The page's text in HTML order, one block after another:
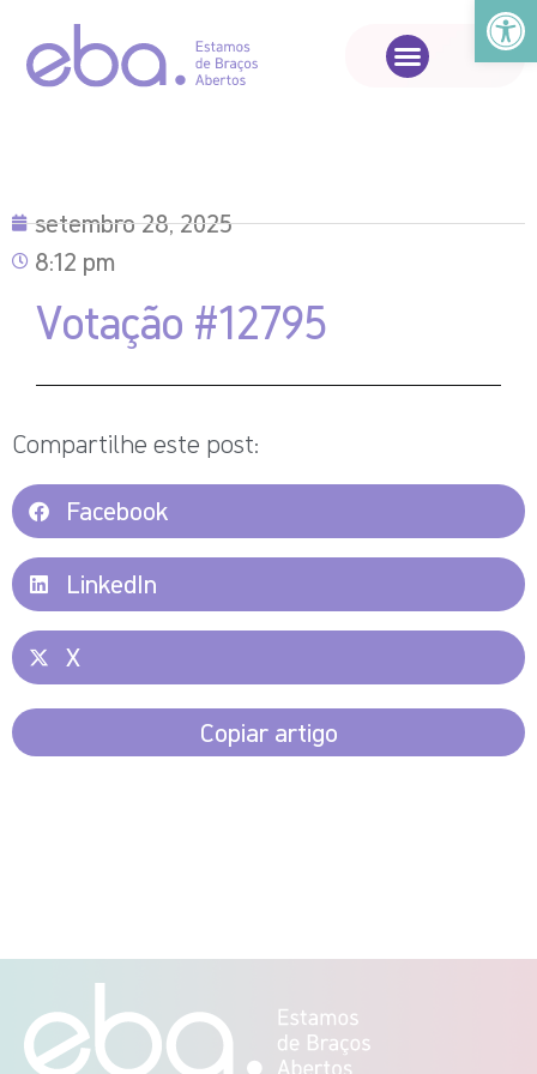
Abrir
setembro 28, 2025
8:12 pm
Votação #12795
Compartilhe este post:
Facebook
LinkedIn
X
Copiar artigo